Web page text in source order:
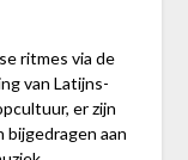
ritmes via de
van Latijns-
er zijn
bijgedragen aan